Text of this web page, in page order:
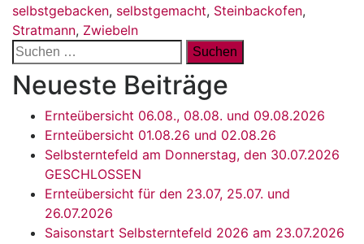
selbstgebacken, selbstgemacht, Steinbackofen,
Stratmann, Zwiebeln
Suchen
nach:
Neueste Beiträge
Ernteübersicht 06.08., 08.08. und 09.08.2026
Ernteübersicht 01.08.26 und 02.08.26
Selbsterntefeld am Donnerstag, den 30.07.2026
GESCHLOSSEN
Ernteübersicht für den 23.07, 25.07. und
26.07.2026
Saisonstart Selbsterntefeld 2026 am 23.07.2026